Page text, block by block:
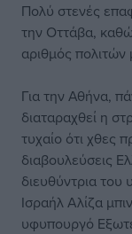
Πολύ στενές
την Οττάβα,
αριθμός πολιτών
Για την Αθήνα,
διαταραχθεί η
τυχαίο ότι χθες
διαβουλεύσεις
διευθύντρια
Ισραήλ Αλίζα
υφυπουργό